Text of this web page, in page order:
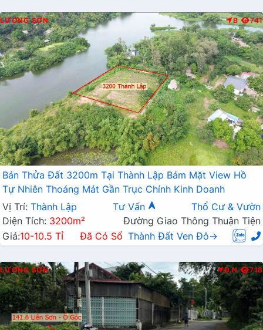
LƯƠNG SƠN B 741
Bán Thửa Đất 3200m Tại Thành Lập Bám Mặt View Hồ
Tự Nhiên Thoáng Mát Gần Trục Chính Kinh Doanh
Vị Trí: Thành Lập Tư Vấn
Thổ Cư & Vườn
Diện Tích: 3200m²
Đường Giao Thông Thuận Tiện
Giá:10-10.5 Tỉ Đã Có Sổ Thành Đất Ven Đô→
LƯƠNG SƠN Đ.N 718